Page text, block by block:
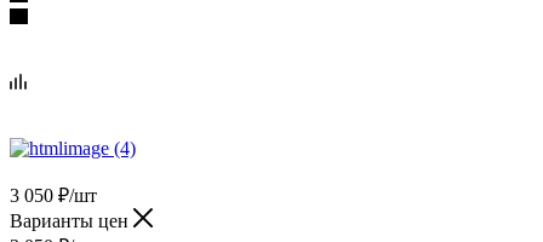
3 050 ₽/шт
Варианты цен